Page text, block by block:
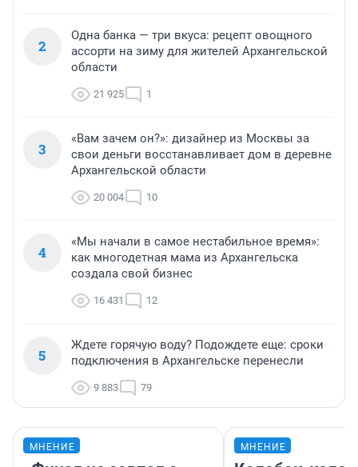
2
Одна банка — три вкуса: рецепт овощного
ассорти на зиму для жителей Архангельской
области
21 925 1
3
«Вам зачем он?»: дизайнер из Москвы за
свои деньги восстанавливает дом в деревне
Архангельской области
20 004 10
4
«Мы начали в самое нестабильное время»:
как многодетная мама из Архангельска
создала свой бизнес
16 431 12
5
Ждете горячую воду? Подождете еще: сроки
подключения в Архангельске перенесли
9 883 79
МНЕНИЕ МНЕНИЕ